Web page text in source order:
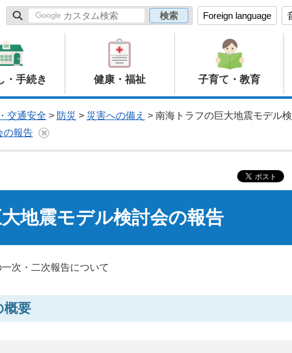
Foreign language
・手続き 健康・福祉 子育て・教育
交通安全 > 防災 > 災害への備え > 南海トラフの巨大地震モデル
の報告
地震モデル検討会の報告
次・二次報告について
概要